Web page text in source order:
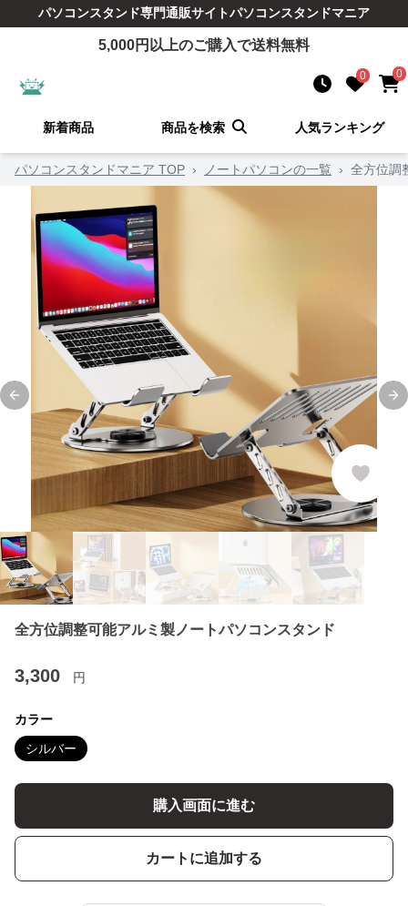
パソコンスタンド専門通販サイトパソコンスタンドマニア
5,000円以上のご購入で送料無料
0 0
新着商品 商品を検索 人気ランキング
パソコンスタンドマニア TOP › ノートパソコンの一覧 › 全方位調
Previous slide
全方位調整可能アルミ製ノートパソコンスタンド
3,300 円
カラー
シルバー
購入画面に進む
カートに追加する